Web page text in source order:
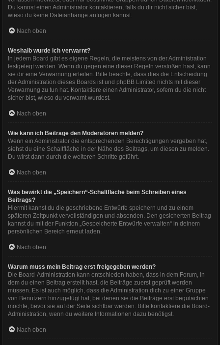
Du kannst einen Administrator kontaktieren, falls du dir nicht sicher bist,
wieso du keine Dateianhänge anfügen kannst.
Nach oben
Weshalb wurde ich verwarnt?
In jedem Board gibt es eigene Regeln, die meistens von der Administration
festgelegt werden. Wenn du gegen eine dieser Regeln verstoßen hast, kann
sie dir eine Verwarnung erteilen. Bitte beachte, dass dies die Entscheidung
der Administration dieses Boards ist und phpBB Limited nichts mit dieser
Verwarnung zu tun hat. Kontaktiere einen Administrator, sofern du die nicht
sicher bist, wieso du verwarnt wurdest.
Nach oben
Wie kann ich Beiträge den Moderatoren melden?
Wenn ein Administrator die entsprechenden Berechtigungen vergeben hat,
siehst du eine Schaltfläche in der Nähe des Beitrags, um diesen zu melden.
Du wirst dann durch die weiteren Schritte geführt.
Nach oben
Was bewirkt die „Speichern“-Schaltfläche beim Schreiben eines
Beitrags?
Hiermit kannst du die geschriebene Entwürfe speichern und zu einem
späteren Zeitpunkt vervollständigen und absenden. Den gesicherten Beitrag
kannst du mit der Funktion „Gespeicherte Entwürfe verwalten“ in deinem
persönlichen Bereich erneut laden.
Nach oben
Warum muss mein Beitrag erst freigegeben werden?
Die Board-Administration kann entschieden haben, dass in dem Forum, in
dem du einen Beitrag erstellt hast, die Beiträge zuerst geprüft werden
müssen. Es ist auch möglich, dass die Administration dich zu einer Gruppe
von Benutzern hinzugefügt hat, bei denen sie die Beiträge erst begutachten
möchte, bevor sie auf der Seite sichtbar werden. Bitte kontaktiere die Board-
Administration, wenn du weitere Informationen dazu benötigst.
Nach oben